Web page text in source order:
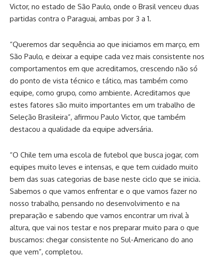
Victor, no estado de São Paulo, onde o Brasil venceu duas
partidas contra o Paraguai, ambas por 3 a 1.
“Queremos dar sequência ao que iniciamos em março, em
São Paulo, e deixar a equipe cada vez mais consistente nos
comportamentos em que acreditamos, crescendo não só
do ponto de vista técnico e tático, mas também como
equipe, como grupo, como ambiente. Acreditamos que
estes fatores são muito importantes em um trabalho de
Seleção Brasileira”, afirmou Paulo Victor, que também
destacou a qualidade da equipe adversária.
“O Chile tem uma escola de futebol que busca jogar, com
equipes muito leves e intensas, e que tem cuidado muito
bem das suas categorias de base neste ciclo que se inicia.
Sabemos o que vamos enfrentar e o que vamos fazer no
nosso trabalho, pensando no desenvolvimento e na
preparação e sabendo que vamos encontrar um rival à
altura, que vai nos testar e nos preparar muito para o que
buscamos: chegar consistente no Sul-Americano do ano
que vem”, completou.